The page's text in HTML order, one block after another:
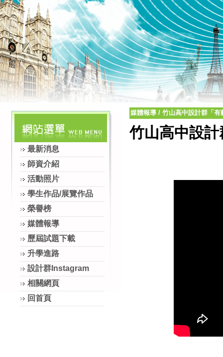
最新消息
師資介紹
活動照片
學生作品/展覽作品
榮譽榜
媒體報導
歷屆試題下載
升學進路
設計群Instagram
相關網頁
回首頁
媒體報導 / 竹山高中設計群「
竹山高中設